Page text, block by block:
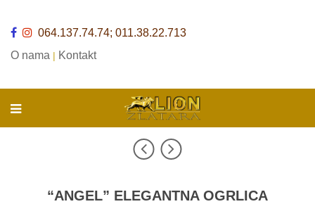
064.137.74.74; 011.38.22.713
O nama | Kontakt
“ANGEL” ELEGANTNA OGRLICA